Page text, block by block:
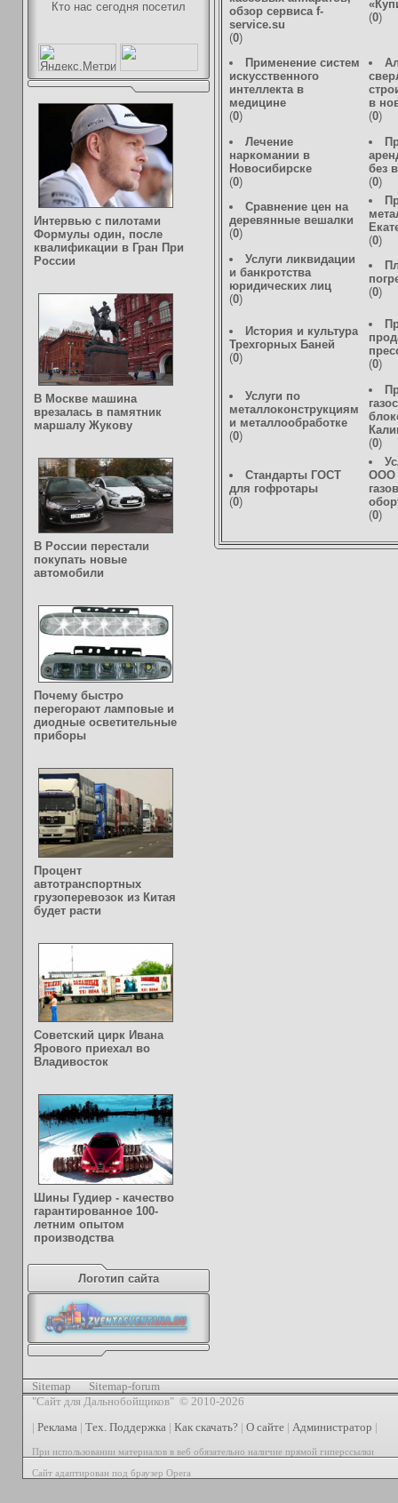
Кто нас сегодня посетил
Интервью с пилотами
Формулы один, после
квалификации в Гран При
России
В Москве машина
врезалась в памятник
маршалу Жукову
В России перестали
покупать новые
автомобили
Почему быстро
перегорают ламповые и
диодные осветительные
приборы
Процент
автотранспортных
грузоперевозок из Китая
будет расти
Советский цирк Ивана
Ярового приехал во
Владивосток
Шины Гудиер - качество
гарантированное 100-
летним опытом
производства
Логотип сайта
обзор сервиса f-
service.su
(0)
(0)
Применение систем
искусственного
интеллекта в
медицине
(0)
в
(0)
Лечение
наркомании в
Новосибирске
(0)
без
(0)
Сравнение цен на
деревянные вешалки
(0)
(0)
Услуги ликвидации
и банкротства
юридических лиц
(0)
(0)
История и культура
Трехгорных Баней
(0)
(0)
Услуги по
металлоконструкциям
и металлообработке
(0)
(0)
Стандарты ГОСТ
для гофротары
(0)
ООО
(0)
Sitemap
Sitemap-forum
"Сайт для Дальнобойщиков" © 2010-2026
| Реклама| Тех. Поддержка| Как скачать? | О сайте| Администратор |
При использовании материалов в веб обязательно наличие прямой гиперссылки
Сайт адаптирован под браузер Opera